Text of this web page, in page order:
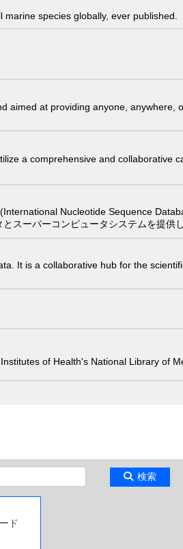
species globally, ever published.
aimed at providing anyone, anywhere,
a comprehensive and collaborative
Nucleotide Sequence
スーパーコンピュータシステムを提供し
It is a collaborative hub for the
of Health's National Library of
検索
ド